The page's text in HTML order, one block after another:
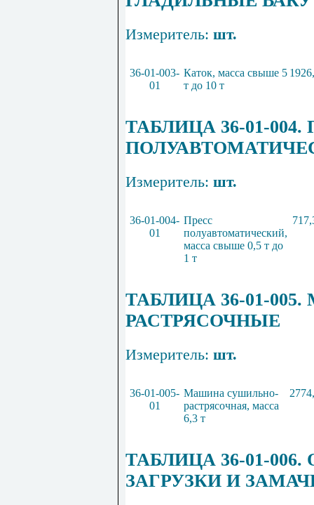
Измеритель: шт.
36-01-003-
01
Каток, масса свыше 5
т до 10 т
ТАБЛИЦА 36-01-004.
Измеритель: шт.
36-01-004-
01
Пресс
полуавтоматический,
масса свыше 0,5 т до
1 т
ТАБЛИЦА 36-01-005.
РАСТРЯСОЧНЫЕ
Измеритель: шт.
36-01-005-
01
Машина сушильно-
растрясочная, масса
6,3 т
ТАБЛИЦА 36-01-006.
ЗАГРУЗКИ И